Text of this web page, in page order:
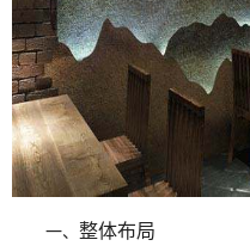
一、 整体布局